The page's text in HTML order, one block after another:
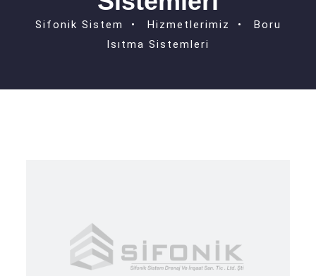
Sifonik Sistem Hizmetlerimiz
Boru
Isıtma Sistemleri